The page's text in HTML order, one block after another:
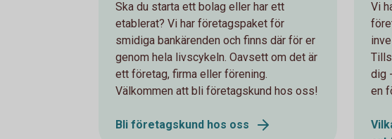
Ska du starta ett bolag eller har ett
etablerat? Vi har företagspaket för
smidiga bankärenden och finns där för er
genom hela livscykeln. Oavsett om det är
ett företag, firma eller förening.
Välkommen att bli företagskund hos oss!
Bli företagskund hos oss
Vi
dig
en